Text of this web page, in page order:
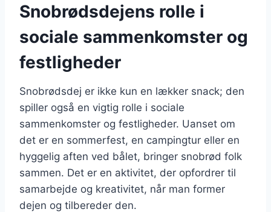
Snobrødsdejens rolle i
sociale sammenkomster og
festligheder
Snobrødsdej er ikke kun en lækker snack; den
spiller også en vigtig rolle i sociale
sammenkomster og festligheder. Uanset om
det er en sommerfest, en campingtur eller en
hyggelig aften ved bålet, bringer snobrød folk
sammen. Det er en aktivitet, der opfordrer til
samarbejde og kreativitet, når man former
dejen og tilbereder den.